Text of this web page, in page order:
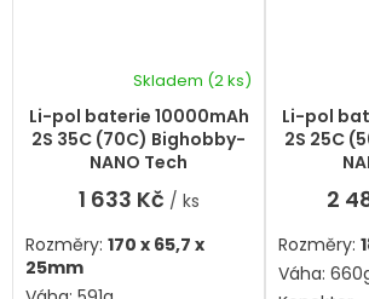
Li-pol baterie 10000mAh
2S 35C (70C) Bighobby-
NANO Tech
Skladem (2 ks)
1 633 Kč / ks
Rozměry: 170 x 65,7 x
25mm
Li-pol
2S 25C
2
Rozměry:
Váha: